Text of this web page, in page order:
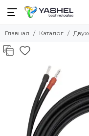
Главная Каталог